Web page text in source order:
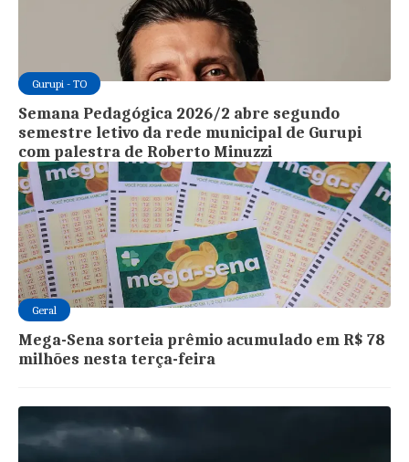
Gurupi - TO
Semana Pedagógica 2026/2 abre segundo
semestre letivo da rede municipal de Gurupi
com palestra de Roberto Minuzzi
Geral
Mega-Sena sorteia prêmio acumulado em R$ 78
milhões nesta terça-feira